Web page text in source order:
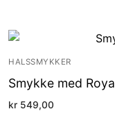
HALSSMYKKER
Smykke med
kr 549,00